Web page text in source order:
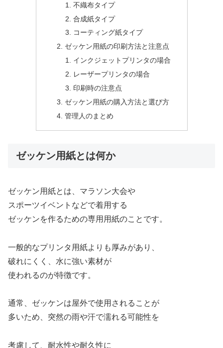
不織布タイプ
合成紙タイプ
コーティング紙タイプ
ゼッケン用紙の印刷方法と注意点
インクジェットプリンタの場合
レーザープリンタの場合
印刷時の注意点
ゼッケン用紙の購入方法と選び方
管理人のまとめ
ゼッケン用紙とは何か
ゼッケン用紙とは、マラソン大会や
スポーツイベントなどで着用する
ゼッケンを作るための専用用紙のことです。
一般的なプリンタ用紙よりも厚みがあり、
破れにくく、水に強い素材が
使われるのが特徴です。
通常、ゼッケンは屋外で使用されることが
多いため、突然の雨や汗で濡れる可能性を
考慮して、耐水性や耐久性に